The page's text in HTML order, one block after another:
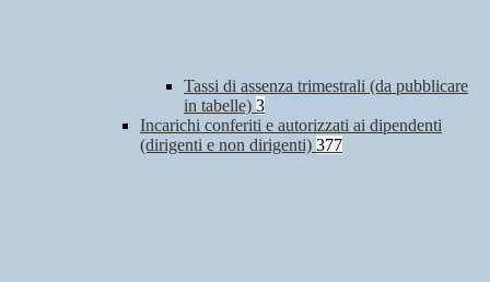
Tassi di assenza trimestrali (da pubblicare
in tabelle) 3
Incarichi conferiti e autorizzati ai dipendenti
(dirigenti e non dirigenti) 377